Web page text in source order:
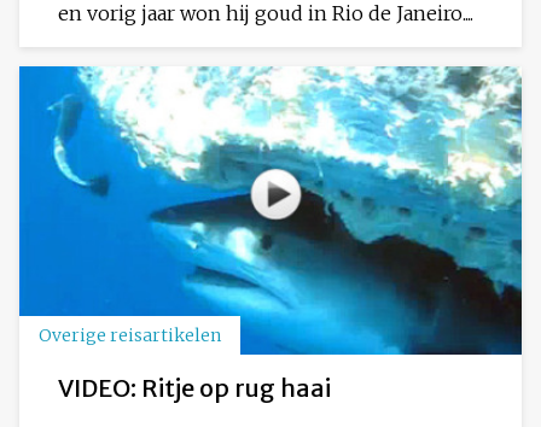
en vorig jaar won hij goud in Rio de Janeiro....
Overige reisartikelen
VIDEO: Ritje op rug haai